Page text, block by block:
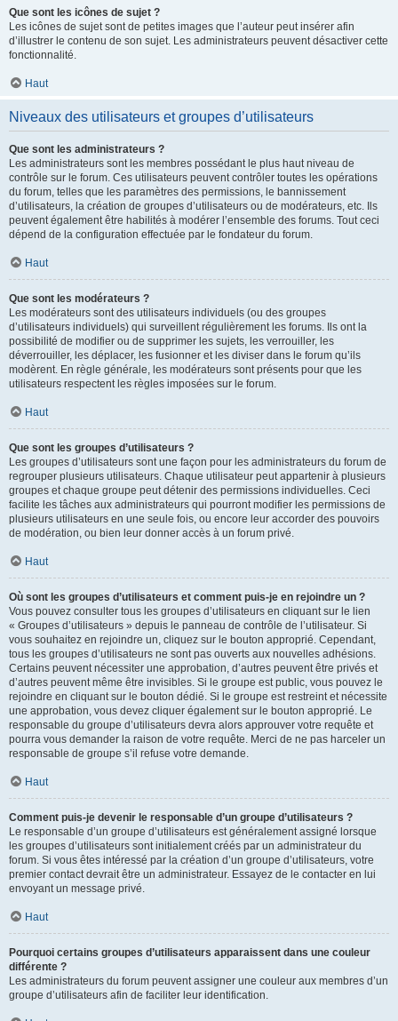
Que sont les icônes de sujet ?
Les icônes de sujet sont de petites images que l’auteur peut insérer afin
d’illustrer le contenu de son sujet. Les administrateurs peuvent désactiver cette
fonctionnalité.
Haut
Niveaux des utilisateurs et groupes d’utilisateurs
Que sont les administrateurs ?
Les administrateurs sont les membres possédant le plus haut niveau de
contrôle sur le forum. Ces utilisateurs peuvent contrôler toutes les opérations
du forum, telles que les paramètres des permissions, le bannissement
d’utilisateurs, la création de groupes d’utilisateurs ou de modérateurs, etc. Ils
peuvent également être habilités à modérer l’ensemble des forums. Tout ceci
dépend de la configuration effectuée par le fondateur du forum.
Haut
Que sont les modérateurs ?
Les modérateurs sont des utilisateurs individuels (ou des groupes
d’utilisateurs individuels) qui surveillent régulièrement les forums. Ils ont la
possibilité de modifier ou de supprimer les sujets, les verrouiller, les
déverrouiller, les déplacer, les fusionner et les diviser dans le forum qu’ils
modèrent. En règle générale, les modérateurs sont présents pour que les
utilisateurs respectent les règles imposées sur le forum.
Haut
Que sont les groupes d’utilisateurs ?
Les groupes d’utilisateurs sont une façon pour les administrateurs du forum de
regrouper plusieurs utilisateurs. Chaque utilisateur peut appartenir à plusieurs
groupes et chaque groupe peut détenir des permissions individuelles. Ceci
facilite les tâches aux administrateurs qui pourront modifier les permissions de
plusieurs utilisateurs en une seule fois, ou encore leur accorder des pouvoirs
de modération, ou bien leur donner accès à un forum privé.
Haut
Où sont les groupes d’utilisateurs et comment puis-je en rejoindre un ?
Vous pouvez consulter tous les groupes d’utilisateurs en cliquant sur le lien
« Groupes d’utilisateurs » depuis le panneau de contrôle de l’utilisateur. Si
vous souhaitez en rejoindre un, cliquez sur le bouton approprié. Cependant,
tous les groupes d’utilisateurs ne sont pas ouverts aux nouvelles adhésions.
Certains peuvent nécessiter une approbation, d’autres peuvent être privés et
d’autres peuvent même être invisibles. Si le groupe est public, vous pouvez le
rejoindre en cliquant sur le bouton dédié. Si le groupe est restreint et nécessite
une approbation, vous devez cliquer également sur le bouton approprié. Le
responsable du groupe d’utilisateurs devra alors approuver votre requête et
pourra vous demander la raison de votre requête. Merci de ne pas harceler un
responsable de groupe s’il refuse votre demande.
Haut
Comment puis-je devenir le responsable d’un groupe d’utilisateurs ?
Le responsable d’un groupe d’utilisateurs est généralement assigné lorsque
les groupes d’utilisateurs sont initialement créés par un administrateur du
forum. Si vous êtes intéressé par la création d’un groupe d’utilisateurs, votre
premier contact devrait être un administrateur. Essayez de le contacter en lui
envoyant un message privé.
Haut
Pourquoi certains groupes d’utilisateurs apparaissent dans une couleur
différente ?
Les administrateurs du forum peuvent assigner une couleur aux membres d’un
groupe d’utilisateurs afin de faciliter leur identification.